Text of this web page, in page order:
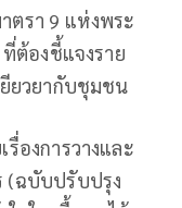
ตรา 9 แห่งพระ
ต้องชี้แจงราย
ยวยากับชุมชน
องการวางและ
(ฉบับปรับปรุง